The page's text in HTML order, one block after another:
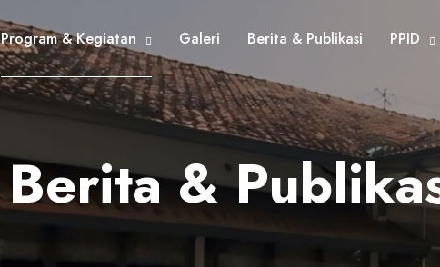
Program & Kegiatan Galeri Berita & Publikasi PPID
Berita &